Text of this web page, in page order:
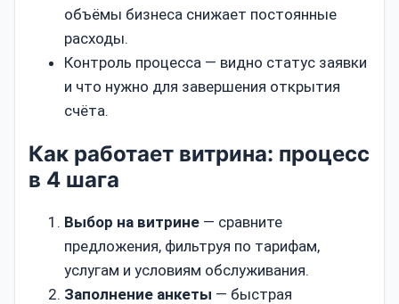
объёмы бизнеса снижает постоянные
расходы.
Контроль процесса — видно статус заявки
и что нужно для завершения открытия
счёта.
Как работает витрина: процесс
в 4 шага
Выбор на витрине — сравните
предложения, фильтруя по тарифам,
услугам и условиям обслуживания.
Заполнение анкеты — быстрая